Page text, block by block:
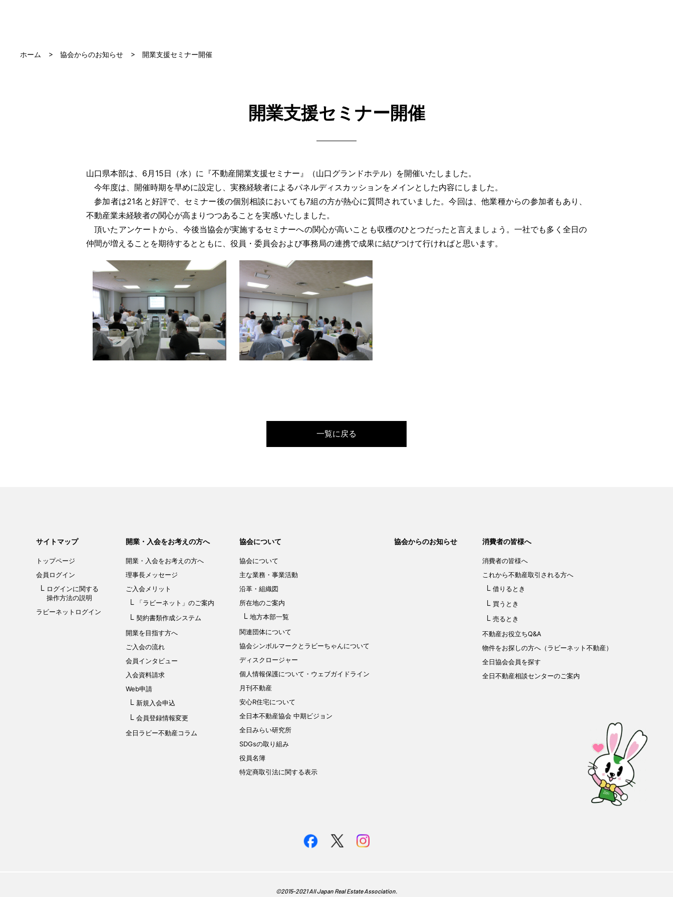
ホーム 協会からのお知らせ 開業支援セミナー開催
開業支援セミナー開催
山口県本部は、6月15日（水）に『不動産開業支援セミナー』（山口グランドホテル）を開催いたしました。
今年度は、開催時期を早めに設定し、実務経験者によるパネルディスカッションをメインとした内容にしました。
参加者は21名と好評で、セミナー後の個別相談においても7組の方が熱心に質問されていました。今回は、他業種からの参加者もあり、
不動産業未経験者の関心が高まりつつあることを実感いたしました。
頂いたアンケートから、今後当協会が実施するセミナーへの関心が高いことも収穫のひとつだったと言えましょう。一社でも多く全日の
仲間が増えることを期待するとともに、役員・委員会および事務局の連携で成果に結びつけて行ければと思います。
一覧に戻る
サイトマップ
トップページ
会員ログイン
ログインに関する
操作方法の説明
ラビーネットログイン
開業・入会をお考えの方へ
開業・入会をお考えの方へ
理事長メッセージ
ご入会メリット
「ラビーネット」のご案内
契約書類作成システム
開業を目指す方へ
ご入会の流れ
会員インタビュー
入会資料請求
Web申請
新規入会申込
会員登録情報変更
全日ラビー不動産コラム
協会について
協会について
主な業務・事業活動
沿革・組織図
所在地のご案内
地方本部一覧
関連団体について
協会シンボルマークと ラビーちゃんについて
ディスクロージャー
個人情報保護について ・ウェブガイドライン
月刊不動産
安心R住宅について
全日本不動産協会 中期ビジョン
全日みらい研究所
SDGsの取り組み
役員名簿
特定商取引法に関する表示
協会からのお知らせ 消費者の皆様へ
消費者の皆様へ
これから不動産取引される方へ
借りるとき
買うとき
売るとき
不動産お役立ちQ&A
物件をお探しの方へ（ラビーネット不動産）
全日協会会員を探す
全日不動産相談センターのご案内
©︎2015-2021 All Japan Real Estate Association.